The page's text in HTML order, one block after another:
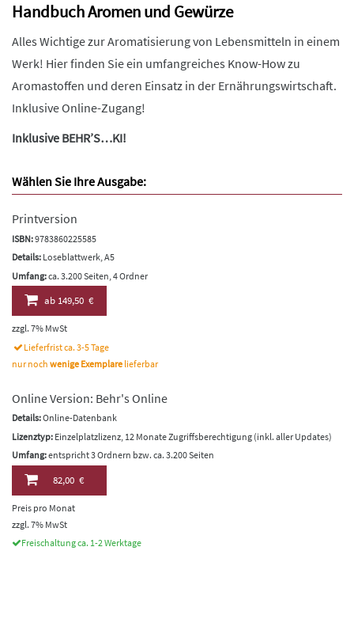
Handbuch Aromen und Gewürze
Alles Wichtige zur Aromatisierung von Lebensmitteln in einem
Werk! Hier finden Sie ein umfangreiches Know-How zu
Aromastoffen und deren Einsatz in der Ernährungswirtschaft.
Inklusive Online-Zugang!
Inklusive BEHR’S…KI!
Wählen Sie Ihre Ausgabe:
Printversion
ISBN:9783860225585
Details: Loseblattwerk, A5
Umfang:ca. 3.200 Seiten, 4 Ordner
ab149,50 €
zzgl. 7% MwSt
Lieferfrist ca. 3-5 Tage
nur noch wenige Exemplare lieferbar
Online Version: Behr's Online
Details:Online-Datenbank
Lizenztyp: Einzelplatzlizenz, 12 Monate Zugriffsberechtigung (inkl. aller Updates)
Umfang:entspricht 3 Ordnern bzw. ca. 3.200 Seiten
82,00 €
Preis pro Monat
zzgl. 7% MwSt
Freischaltung ca. 1-2 Werktage